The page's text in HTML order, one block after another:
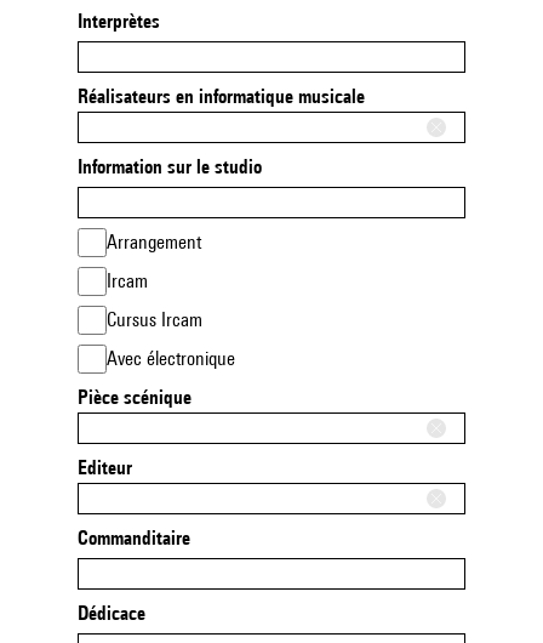
Interprètes
Réalisateurs en informatique musicale
Information sur le studio
Arrangement
Ircam
Cursus Ircam
Avec électronique
Pièce scénique
Editeur
Commanditaire
Dédicace